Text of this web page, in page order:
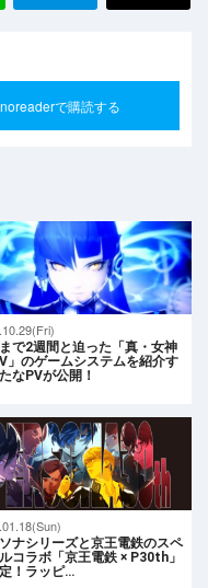
で購読する
で2週間と迫った「真・女神
」のゲームシステムを紹介す
なPVが公開！
ナシリーズと京王電鉄のスペ
コラボ「京王電鉄 × P30th」
！ラッピ…